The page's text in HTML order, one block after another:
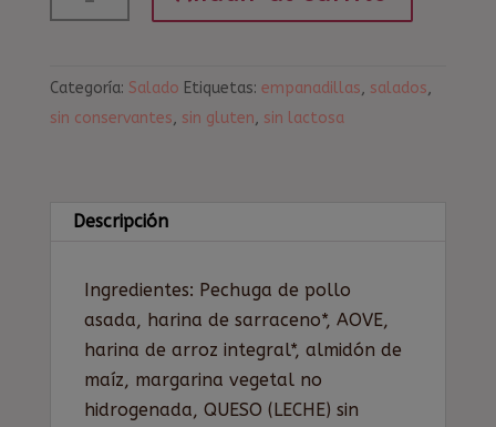
crema
y
Categoría: Salado Etiquetas: empanadillas, salados,
sin conservantes, sin gluten, sin lactosa
Descripción
Ingredientes: Pechuga de pollo
asada, harina de sarraceno*, AOVE,
harina de arroz integral*, almidón de
maíz, margarina vegetal no
hidrogenada, QUESO (LECHE) sin